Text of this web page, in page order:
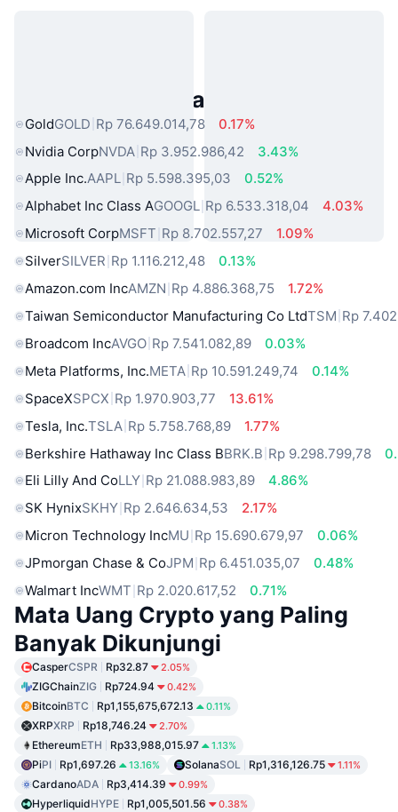
Aset Dunia Nyata Populer
GoldGOLD Rp 76.649.014,78
0.17%
Nvidia CorpNVDA Rp 3.952.986,42
3.43%
Apple Inc.AAPL Rp 5.598.395,03
0.52%
Alphabet Inc Class AGOOGL Rp 6.533.318,04
4.03%
Microsoft CorpMSFT Rp 8.702.557,27
1.09%
SilverSILVER Rp 1.116.212,48
0.13%
Amazon.com IncAMZN Rp 4.886.368,75
1.72%
Taiwan Semiconductor Manufacturing Co LtdTSM Rp
Broadcom IncAVGO Rp 7.541.082,89
0.03%
Meta Platforms, Inc.META Rp 10.591.249,74
0.14%
SpaceXSPCX Rp 1.970.903,77
13.61%
Tesla, Inc.TSLA Rp 5.758.768,89
1.77%
Berkshire Hathaway Inc Class BBRK.B Rp 9.298.799,78
Eli Lilly And CoLLY Rp 21.088.983,89
4.86%
SK HynixSKHY Rp 2.646.634,53
2.17%
Micron Technology IncMU Rp 15.690.679,97
0.06%
JPmorgan Chase & CoJPM Rp 6.451.035,07
0.48%
Walmart IncWMT Rp 2.020.617,52 0.71%
Mata Uang Crypto yang Paling
Banyak Dikunjungi
CasperCSPR Rp32.87 2.05%
ZIGChainZIG Rp724.94 0.42%
BitcoinBTC Rp1,155,675,672.13 0.11%
XRPXRP Rp18,746.24 2.70%
EthereumETH Rp33,988,015.97 1.13%
PiPI Rp1,697.26 13.16% SolanaSOL Rp1,316,126.75 1.11%
CardanoADA Rp3,414.39 0.99%
HyperliquidHYPE Rp1,005,501.56 0.38%